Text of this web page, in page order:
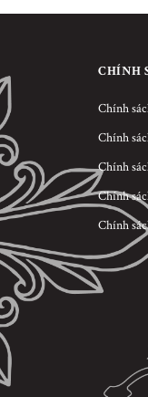
CHÍNH
Chính
Chính
Chính
Chính
Chính